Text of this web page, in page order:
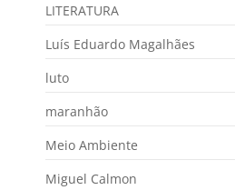
LITERATURA
Luís Eduardo Magalhães
luto
maranhão
Meio Ambiente
Miguel Calmon